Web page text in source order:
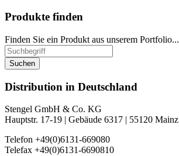
Produkte finden
Finden Sie ein Produkt aus unserem Portfolio...
Suchen
Distribution in Deutschland
Stengel GmbH & Co. KG
Hauptstr. 17-19 | Gebäude 6317 | 55120 Mainz
Telefon +49(0)6131-669080
Telefax +49(0)6131-6690810